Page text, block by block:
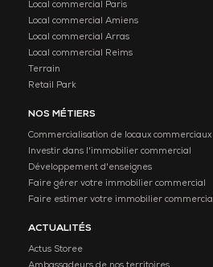
Local commercial Paris
Local commercial Amiens
Local commercial Arras
Local commercial Reims
Terrain
Retail Park
NOS MÉTIERS
Commercialisation de locaux commerciaux
Investir dans l'immobilier commercial
Développement d'enseignes
Faire gérer votre immobilier commercial
Faire estimer votre immobilier commercial
ACTUALITÉS
Actus Storee